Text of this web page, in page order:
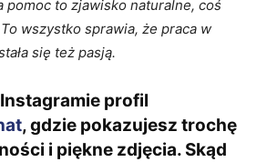
pomoc to zjawisko naturalne, coś
wszystko sprawia, że praca w
się też pasją.
profil
, gdzie pokazujesz trochę
i piękne zdjęcia. Skąd